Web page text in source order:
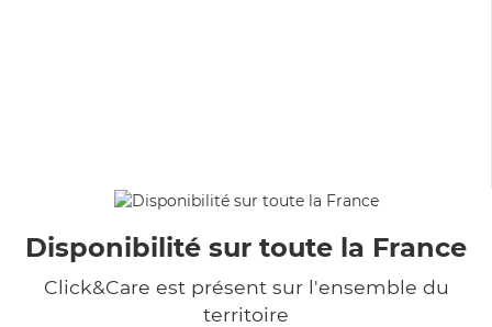
Disponibilité sur toute la France
Click&Care est présent sur l'ensemble du
territoire